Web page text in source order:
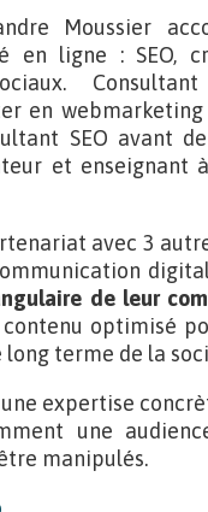
Moussier
en ligne : SEO,
en webmarketing
SEO avant
et enseignant
avec 3
de leur
optimisé
terme de la
expertise
une
manipulés.